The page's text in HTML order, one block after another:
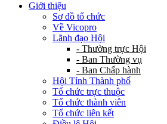
Giới thiệu
Sơ đồ tổ chức
Về Vicopro
Lãnh đạo Hội
- Thường trực Hội
- Ban Thường vụ
- Ban Chấp hành
Hội Tỉnh Thành phố
Tổ chức trực thuộc
Tổ chức thành viên
Tổ chức liên kết